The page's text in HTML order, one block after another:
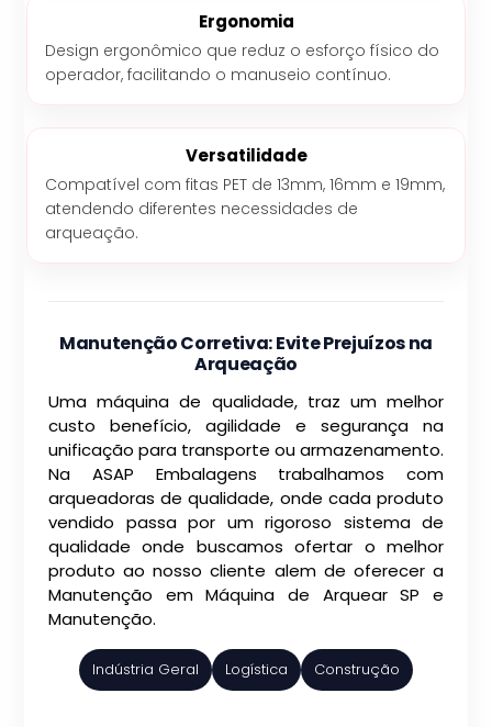
Ergonomia
Design ergonômico que reduz o esforço físico do
operador, facilitando o manuseio contínuo.
Versatilidade
Compatível com fitas PET de 13mm, 16mm e 19mm,
atendendo diferentes necessidades de
arqueação.
Manutenção Corretiva: Evite Prejuízos na
Arqueação
Uma máquina de qualidade, traz um melhor
custo benefício, agilidade e segurança na
unificação para transporte ou armazenamento.
Na ASAP Embalagens trabalhamos com
arqueadoras de qualidade, onde cada produto
vendido passa por um rigoroso sistema de
qualidade onde buscamos ofertar o melhor
produto ao nosso cliente alem de oferecer a
Manutenção em Máquina de Arquear SP e
Manutenção.
Indústria Geral Logística Construção